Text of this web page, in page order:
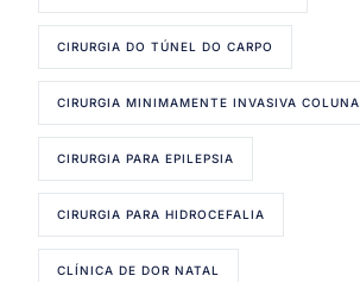
CIRURGIA DO TÚNEL DO CARPO
CIRURGIA MINIMAMENTE INVASIVA COLUNA
CIRURGIA PARA EPILEPSIA
CIRURGIA PARA HIDROCEFALIA
CLÍNICA DE DOR NATAL